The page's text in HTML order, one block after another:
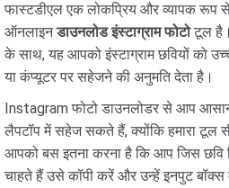
फास्टडीएल एक लोकप्रिय और व्यापक रूप से
ऑनलाइनडाउनलोड इंस्टाग्राम फोटोटूल
के साथ, यह आपको इंस्टाग्राम छवियों को
या कंप्यूटर पर सहेजने की अनुमति देता है।
Instagram फोटो डाउनलोडर से आप
लैपटॉप में सहेज सकते हैं, क्योंकि हमारा टूल
आपको बस इतना करना है कि आप जिस छवि
चाहते हैं उसे कॉपी करें और उन्हें इनपुट